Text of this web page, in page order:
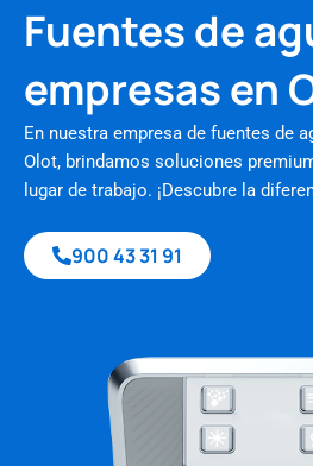
Fuentes de
empresas en
En nuestra empresa de fuentes de
Olot, brindamos soluciones
lugar de trabajo. ¡Descubre la
900 43 31 91